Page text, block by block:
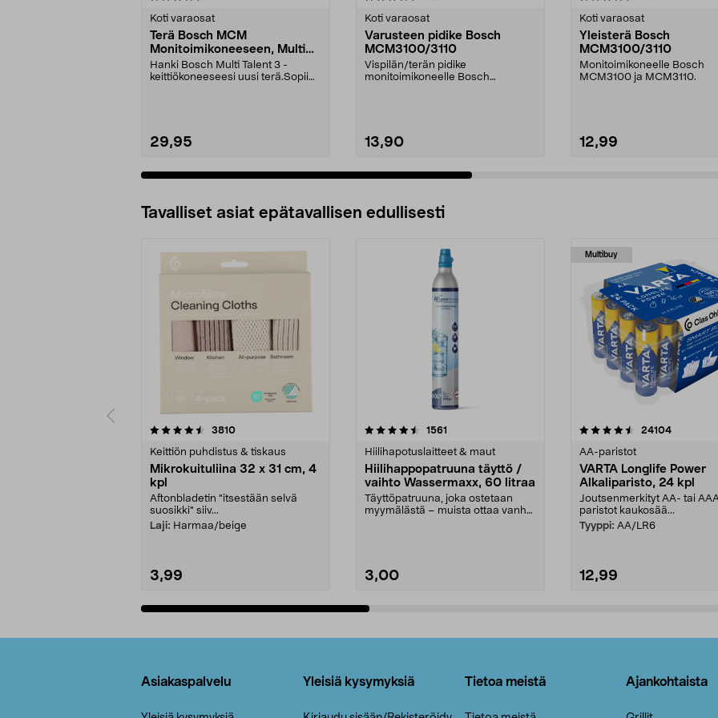
Koti varaosat
Terä Bosch MCM
Monitoimikoneeseen, Multi
Talent 3
Hanki Bosch Multi Talent 3 -
keittiökoneeseesi uusi terä.Sopii
29,95
Koti varaosat
Varusteen pidike Bosch
MCM3100/3110
Vispilän/terän pidike
monitoimikoneelle Bosch
13,90
Koti varaosat
Yleisterä Bosch
MCM3100/3110
Monitoimikoneelle Bosch
MCM3100 ja MCM3110.
12,99
Tavalliset asiat epätavallisen edullisesti
3810arvostelut
Keittiön puhdistus & tiskaus
Mikrokuituliina 32 x 31 cm, 4
kpl
Aftonbladetin "itsestään selvä
suosikki" siiv...
Laji: Harmaa/beige
3,99
4.5viidestä
1561
Hiilihapotuslaitteet & maut
Hiilihappopatruuna täyttö /
vaihto Wassermaxx, 60 litraa
Täyttöpatruuna, joka ostetaan
myymälästä – muista ottaa vanha
3,00
Multibuy
4.5viidestä
24104arvostelut
AA-paristot
VARTA Longlife Power
Alkaliparisto, 24 kpl
Joutsenmerkityt AA- tai
paristot kaukosää...
Tyyppi: AA/LR6
12,99
4.5viidestä
Asiakaspalvelu Yleisiä kysymyksiä Tietoa meistä Ajankohtaista